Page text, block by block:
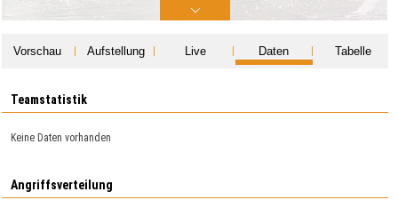
Vorschau Aufstellung Live Daten Tabelle
Teamstatistik
Keine Daten vorhanden
Angriffsverteilung